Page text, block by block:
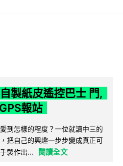
製紙皮遙控巴士 門,
報站
到怎樣的程度？一位就讀中三的
把自己的興趣一步步變成真正可
製作出...
閱讀全文